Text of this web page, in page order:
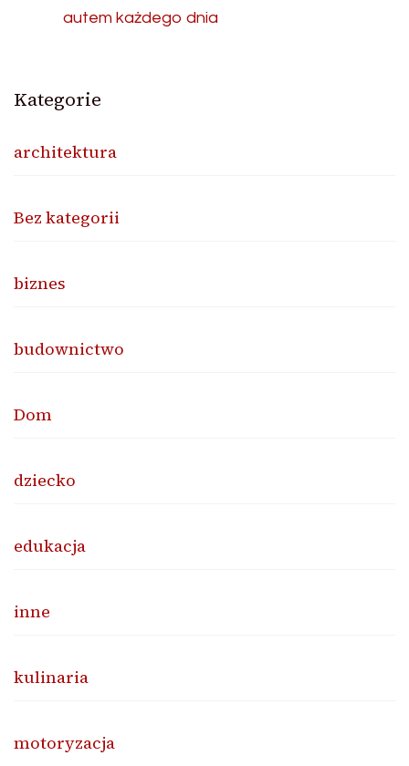
autem każdego dnia
Kategorie
architektura
Bez kategorii
biznes
budownictwo
Dom
dziecko
edukacja
inne
kulinaria
motoryzacja